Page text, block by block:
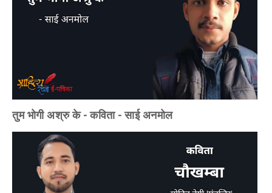
तुम भोगी अश्रु के - कविता - साई अनमोल